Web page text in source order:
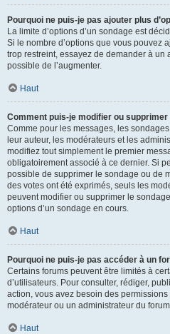
Pourquoi ne puis-je pas ajouter plus
La limite d’options d’un sondage est
Si le nombre d’options que vous pouvez
trop restreint, essayez de demander à un
possible de l’augmenter.
Haut
Comment puis-je modifier ou supprimer
Comme pour les messages, les
leur auteur, les modérateurs et les
modifiez tout simplement le premier
obligatoirement associé à ce dernier. Si
possible de supprimer le sondage ou de
des votes ont été exprimés, seuls les
peuvent modifier ou supprimer le
options d’un sondage en cours.
Haut
Pourquoi ne puis-je pas accéder à un
Certains forums peuvent être limités à
d’utilisateurs. Pour consulter, rédiger,
action, vous avez besoin des
modérateur ou un administrateur du
Haut